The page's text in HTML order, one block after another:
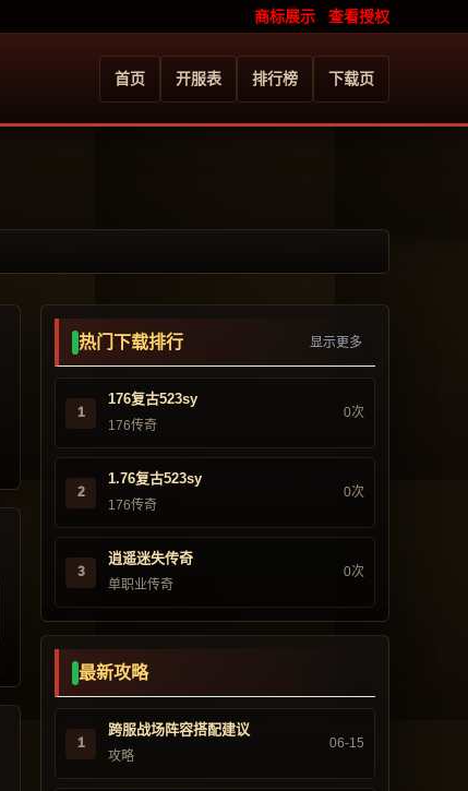
商标展示 查看授权
首页 开服表 排行榜 下载页
热门下载排行 显示更多
1
176复古523sy
176传奇
0次
2
1.76复古523sy
176传奇
0次
3
逍遥迷失传奇
单职业传奇
0次
最新攻略
1
跨服战场阵容搭配建议
攻略
06-15